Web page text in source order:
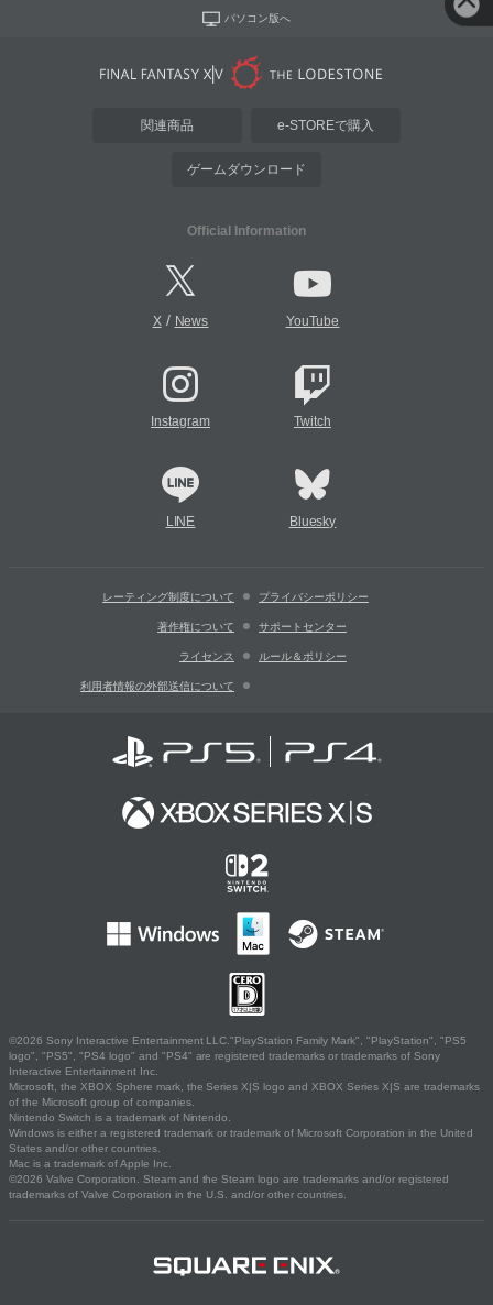
パソコン版へ
関連商品 e-STOREで購入
ゲームダウンロード
Official Information
X/ News YouTube
Instagram Twitch
LINE Bluesky
レーティング制度について プライバシーポリシー
著作権について サポートセンター
ライセンス ルール＆ポリシー
利用者情報の外部送信について
©2026 Sony Interactive Entertainment LLC."PlayStation Family Mark", "PlayStation", "PS5
logo", "PS5", "PS4 logo" and "PS4" are registered trademarks or trademarks of Sony
Interactive Entertainment Inc.
Microsoft, the XBOX Sphere mark, the Series X|S logo and XBOX Series X|S are trademarks
of the Microsoft group of companies.
Nintendo Switch is a trademark of Nintendo.
Windows is either a registered trademark or trademark of Microsoft Corporation in the United
States and/or other countries.
Mac is a trademark of Apple Inc.
©2026 Valve Corporation. Steam and the Steam logo are trademarks and/or registered
trademarks of Valve Corporation in the U.S. and/or other countries.